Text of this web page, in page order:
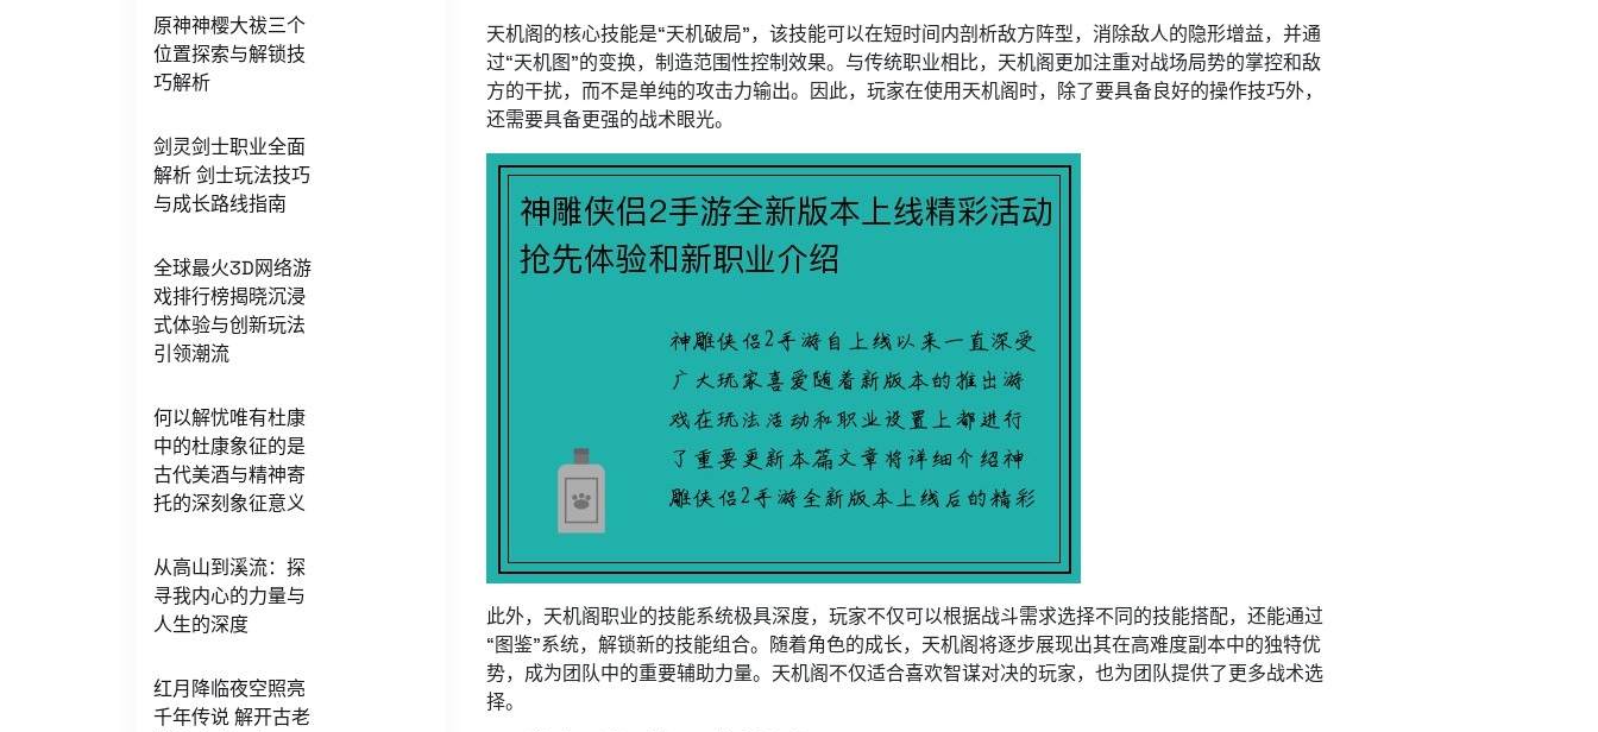
原神神樱大祓三个
位置探索与解锁技
巧解析
剑灵剑士职业全面
解析 剑士玩法技巧
与成长路线指南
全球最火3D网络游
戏排行榜揭晓沉浸
式体验与创新玩法
引领潮流
何以解忧唯有杜康
中的杜康象征的是
古代美酒与精神寄
托的深刻象征意义
从高山到溪流：探
寻我内心的力量与
人生的深度
红月降临夜空照亮
千年传说 解开古老
天机阁的核心技能是“天机破局”，该技能可以在短时间内剖析敌方阵型，消除敌人的隐形增益，并通
过“天机图”的变换，制造范围性控制效果。与传统职业相比，天机阁更加注重对战场局势的掌控和敌
方的干扰，而不是单纯的攻击力输出。因此，玩家在使用天机阁时，除了要具备良好的操作技巧外，
还需要具备更强的战术眼光。
此外，天机阁职业的技能系统极具深度，玩家不仅可以根据战斗需求选择不同的技能搭配，还能通过
“图鉴”系统，解锁新的技能组合。随着角色的成长，天机阁将逐步展现出其在高难度副本中的独特优
势，成为团队中的重要辅助力量。天机阁不仅适合喜欢智谋对决的玩家，也为团队提供了更多战术选
择。